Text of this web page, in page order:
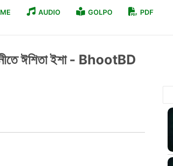
AUDIO GOLPO PDF
ঈশিতা ইশা - BhootBD